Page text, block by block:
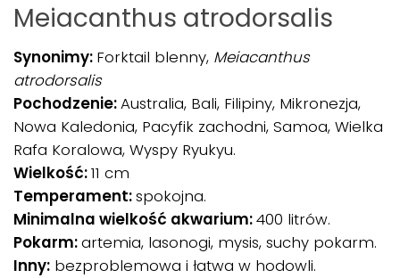
Meiacanthus atrodorsalis
Synonimy: Forktail blenny, Meiacanthus
atrodorsalis
Pochodzenie:Australia, Bali, Filipiny, Mikronezja,
Nowa Kaledonia, Pacyfik zachodni, Samoa, Wielka
Rafa Koralowa, Wyspy Ryukyu.
Wielkość:11 cm
Temperament:spokojna.
Minimalna wielkość akwarium:400 litrów.
Pokarm:artemia, lasonogi, mysis, suchy pokarm.
Inny: bezproblemowa i łatwa w hodowli.